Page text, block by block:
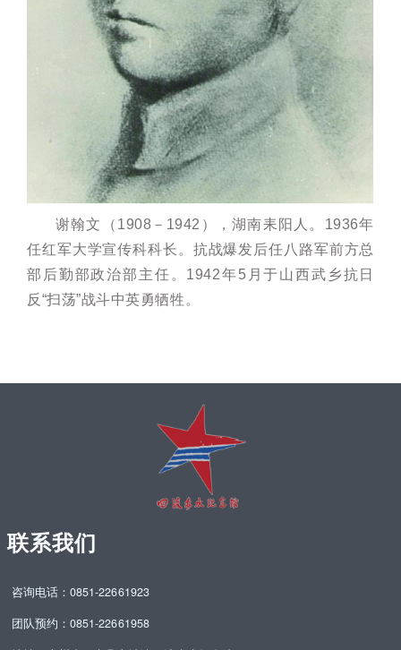
谢翰文（1908－1942），湖南耒阳人。1936年
任红军大学宣传科科长。抗战爆发后任八路军前方总
部后勤部政治部主任。1942年5月于山西武乡抗日
反“扫荡”战斗中英勇牺牲。
联系我们
咨询电话：0851-22661923
团队预约：0851-22661958